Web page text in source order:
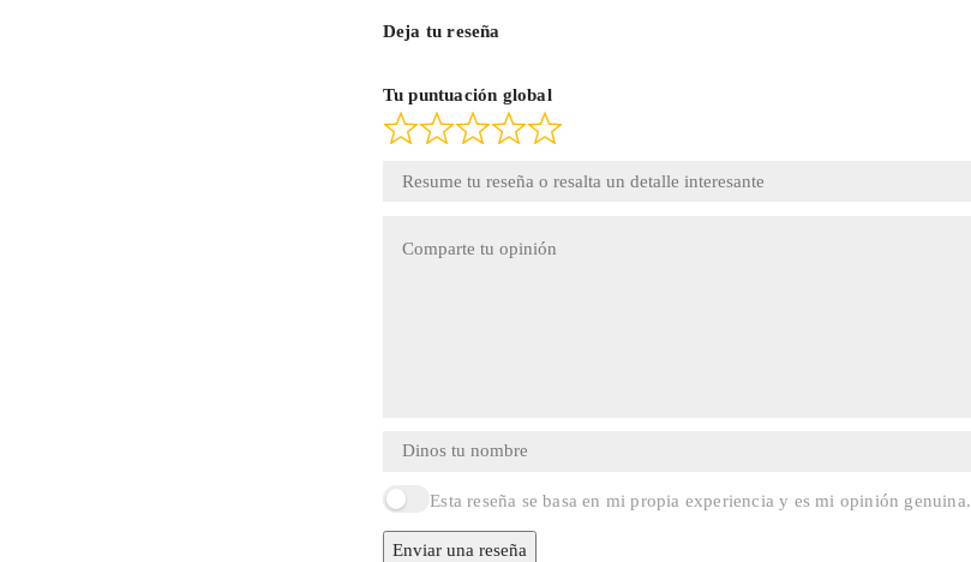
Deja tu reseña
Tu puntuación global
Esta reseña se basa en mi propia experiencia y es mi opinión genuina.
Enviar una reseña